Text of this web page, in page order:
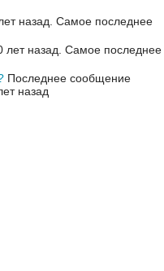
назад. Самое последнее
назад. Самое последнее
Последнее сообщение
назад